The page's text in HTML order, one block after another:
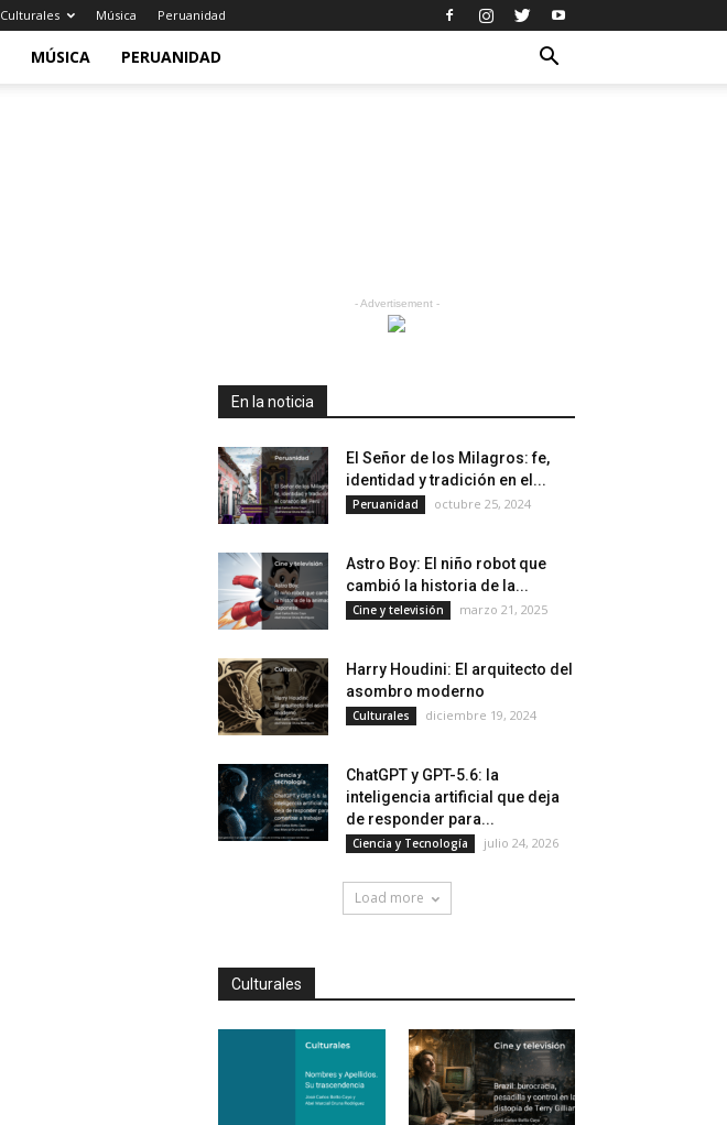
Culturales Música Peruanidad
MÚSICA PERUANIDAD
- Advertisement -
En la noticia
El Señor de los Milagros: fe,
identidad y tradición en el...
Peruanidad octubre 25, 2024
Astro Boy: El niño robot que
cambió la historia de la...
Cine y televisión marzo 21, 2025
Harry Houdini: El arquitecto del
asombro moderno
Culturales diciembre 19, 2024
ChatGPT y GPT-5.6: la
inteligencia artificial que deja
de responder para...
Ciencia y Tecnología julio 24, 2026
Load more
Culturales